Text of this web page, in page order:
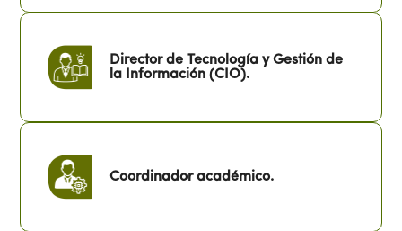
Director de Tecnología y Gestión de
la Información (CIO).
Coordinador académico.